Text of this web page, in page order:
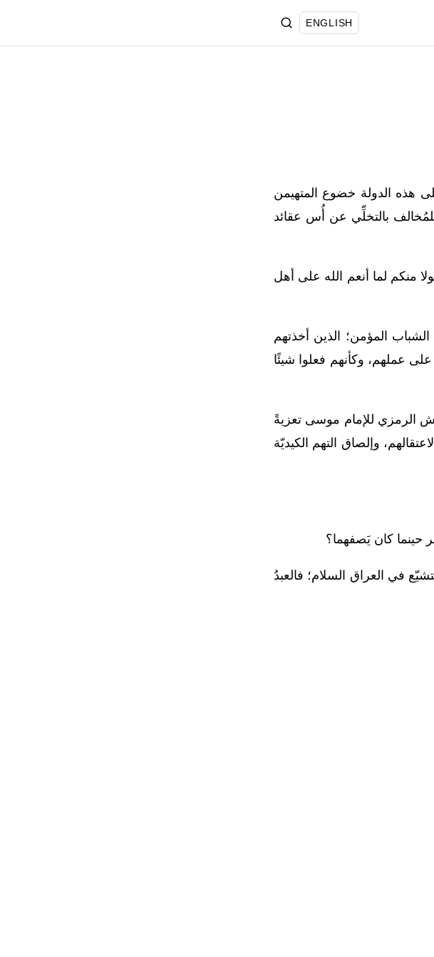
ENGLISH
هذه الدولة خضوع المتهيمن
بالتخلِّي عن أُس عقائد
منكم لما أنعم الله على أهل
المؤمن؛ الذين أخذتهم
عملهم، وكأنهم فعلوا شيئًا
الرمزي للإمام موسى تعزيةً
وإلصاق التهم الكيديّة
حينما كان يَصفهما؟
في العراق السلام؛ فالعبدُ